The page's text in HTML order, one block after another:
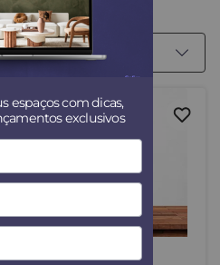
Encontrados
espaços com dicas,
exclusivos